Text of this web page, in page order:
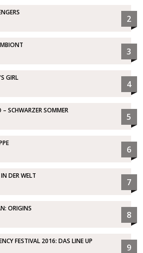
2
3
GIRL
4
– SCHWARZER SOMMER
5
6
DER WELT
7
ORIGINS
8
FESTIVAL 2016: DAS LINE UP
9